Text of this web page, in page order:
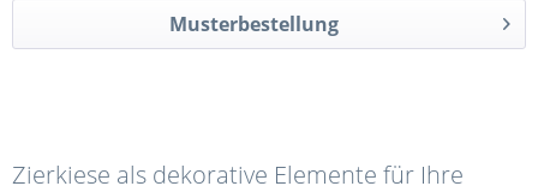
Musterbestellung
Zierkiese als dekorative Elemente für Ihre